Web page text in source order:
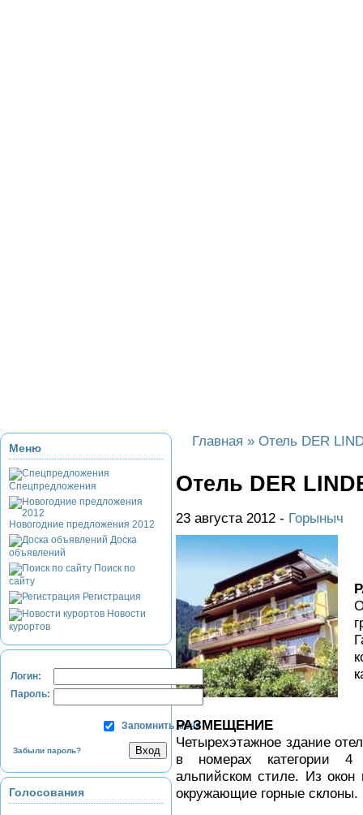
Меню
Спецпредложения
Новогодние предложения 2012
Доска
объявлений
Поиск по
сайту
Регистрация
Новости
курортов
Логин:
Пароль:
Запомнить меня
Забыли пароль?
Голосования
Главная » Отель DER
Отель DER
23 августа 2012 - Горыныч
РАЗМЕЩЕНИЕ
Четырехэтажное здание
в номерах категории 4
альпийском стиле. Из
окружающие горные склоны.